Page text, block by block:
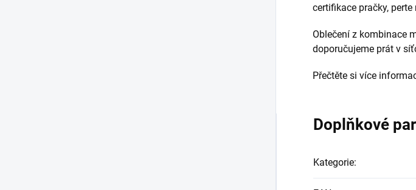
certifikace pračky,
Oblečení z kombinace
doporučujeme prát v
Přečtěte si více
Doplňkové
Kategorie: